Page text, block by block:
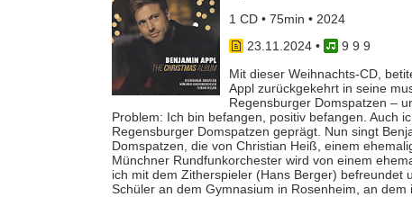
1 CD • 75min • 2024
23.11.2024•
9 9 9
Mit dieser Weihnachts-CD,
Appl zurückgekehrt in seine
Regensburger Domspatzen –
Problem: Ich bin befangen, positiv befangen. Auch
Regensburger Domspatzen geprägt. Nun singt
Domspatzen, die von Christian Heiß, einem
Münchner Rundfunkorchester wird von einem
ich mit dem Zitherspieler (Hans Berger) befreundet
Schüler an dem Gymnasium in Rosenheim, an dem